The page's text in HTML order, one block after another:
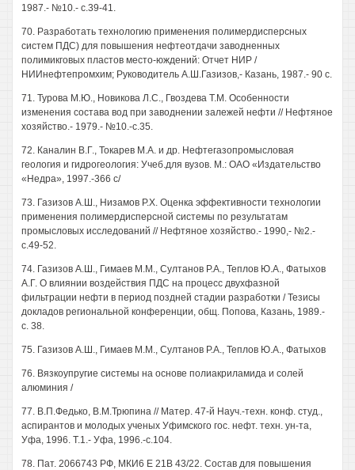
1987.- №10.- с.39-41.
70. Разработать технологию применения полимердисперсных
систем ПДС) для повышения нефтеотдачи заводненных
полимикговых пластов место-юждений: Отчет НИР /
НИИнефтепромхим; Руководитель А.Ш.Газизов,- Казань, 1987.- 90 с.
71. Турова М.Ю., Новикова Л.С., Гвоздева Т.М. Особенности
изменения состава вод при заводнении залежей нефти // Нефтяное
хозяйство.- 1979.- №10.-с.35.
72. Каналин В.Г., Токарев М.А. и др. Нефтегазопромысловая
геология и гидрогеология: Учеб.для вузов. М.: ОАО «Издательство
«Недра», 1997.-366 с/
73. Газизов А.Ш., Низамов Р.Х. Оценка эффективности технологии
применения полимердисперсной системы по результатам
промысловых исследований // Нефтяное хозяйство.- 1990,- №2.-
с.49-52.
74. Газизов А.Ш., Гимаев М.М., Султанов Р.А., Теплов Ю.А., Фатыхов
А.Г. О влиянии воздействия ПДС на процесс двухфазной
фильтрации нефти в период поздней стадии разработки / Тезисы
докладов региональной конференции, общ. Попова, Казань, 1989.-
с. 38.
75. Газизов А.Ш., Гимаев М.М., Султанов Р.А., Теплов Ю.А., Фатыхов
76. Вязкоупругие системы на основе полиакриламида и солей
алюминия /
77. B.П.Федько, В.М.Трюпина // Матер. 47-й Науч.-техн. конф. студ.,
аспирантов и молодых ученых Уфимского гос. нефт. техн. ун-та,
Уфа, 1996. Т.1.- Уфа, 1996.-с.104.
78. Пат. 2066743 РФ, МКИ6 Е 21В 43/22. Состав для повышения